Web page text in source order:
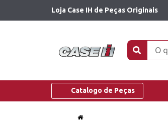
Loja Case IH de Peças Originais
Catalogo de Peças